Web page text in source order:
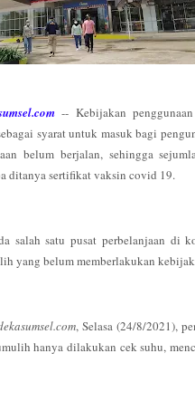
-- Kebijakan
syarat untuk masuk bagi
belum berjalan, sehingga
ditanya sertifikat vaksin covid 19.
salah satu pusat perbelanjaan di
yang belum memberlakukan
, Selasa (24/8/2021),
hanya dilakukan cek suhu,